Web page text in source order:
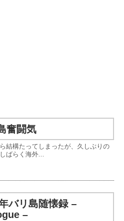
奮闘気
結構たってしまったが、久しぶりの
ばらく海外...
バリ島随懐録 –
–